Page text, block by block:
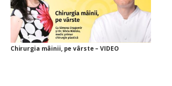
Chirurgia mâinii, pe vârste – VIDEO